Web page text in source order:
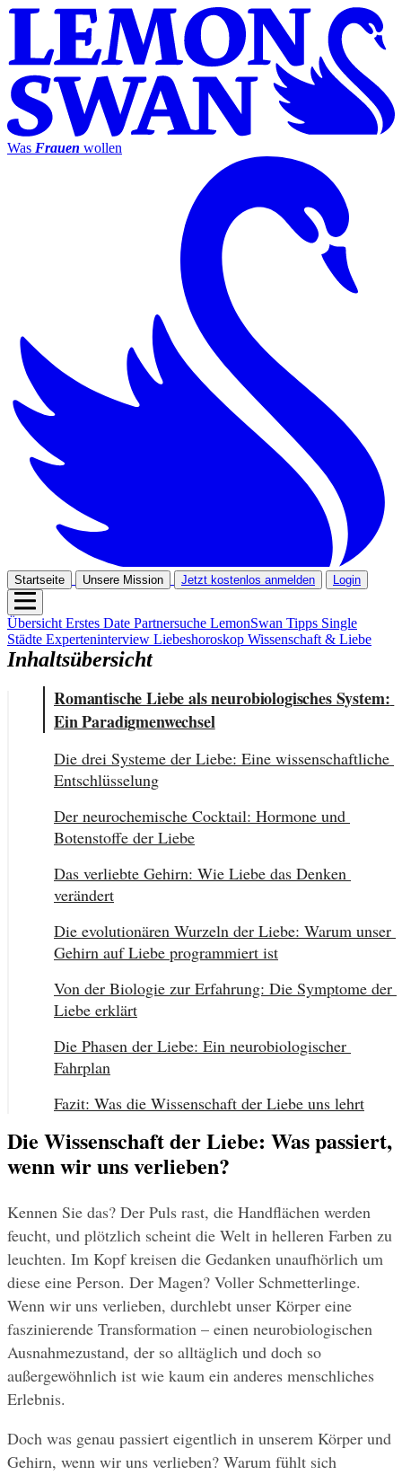
Was Frauen wollen
Startseite Unsere Mission Jetzt kostenlos anmelden Login
ÜbersichtErstes Date Partnersuche LemonSwan Tipps Single
Städte Experteninterview Liebeshoroskop Wissenschaft & Liebe
Inhaltsübersicht
Romantische Liebe als neurobiologisches System:
Ein Paradigmenwechsel
Die drei Systeme der Liebe: Eine wissenschaftliche
Entschlüsselung
Der neurochemische Cocktail: Hormone und
Botenstoffe der Liebe
Das verliebte Gehirn: Wie Liebe das Denken
verändert
Die evolutionären Wurzeln der Liebe: Warum unser
Gehirn auf Liebe programmiert ist
Von der Biologie zur Erfahrung: Die Symptome der
Liebe erklärt
Die Phasen der Liebe: Ein neurobiologischer
Fahrplan
Fazit: Was die Wissenschaft der Liebe uns lehrt
Die Wissenschaft der Liebe: Was passiert,
wenn wir uns verlieben?
Kennen Sie das? Der Puls rast, die Handflächen werden
feucht, und plötzlich scheint die Welt in helleren Farben zu
leuchten. Im Kopf kreisen die Gedanken unaufhörlich um
diese eine Person. Der Magen? Voller Schmetterlinge.
Wenn wir uns verlieben, durchlebt unser Körper eine
faszinierende Transformation – einen neurobiologischen
Ausnahmezustand, der so alltäglich und doch so
außergewöhnlich ist wie kaum ein anderes menschliches
Erlebnis.
Doch was genau passiert eigentlich in unserem Körper und
Gehirn, wenn wir uns verlieben? Warum fühlt sich